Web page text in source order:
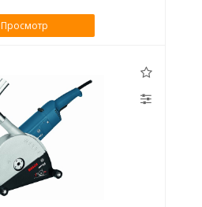
Просмотр